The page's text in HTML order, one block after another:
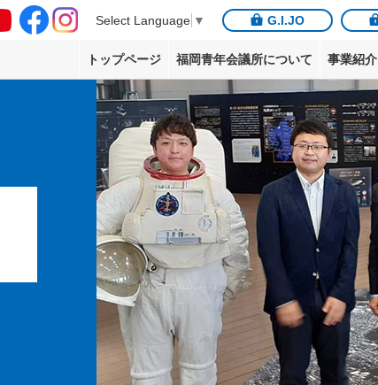
Select Language ▼ G.I.JO
トップページ 福岡青年会議所について 事業紹介